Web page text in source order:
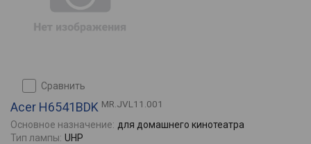
сравнить
Acer H6541BDK MR.JVL11.001
Основное назначение: для домашнего кинотеатра
Тип лампы: UHP